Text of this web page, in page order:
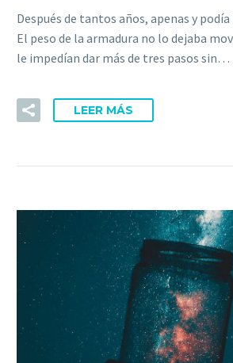
Después de tantos años, apenas y
El peso de la armadura no lo dejaba
le impedían dar más de tres pasos sin…
LEER MÁS